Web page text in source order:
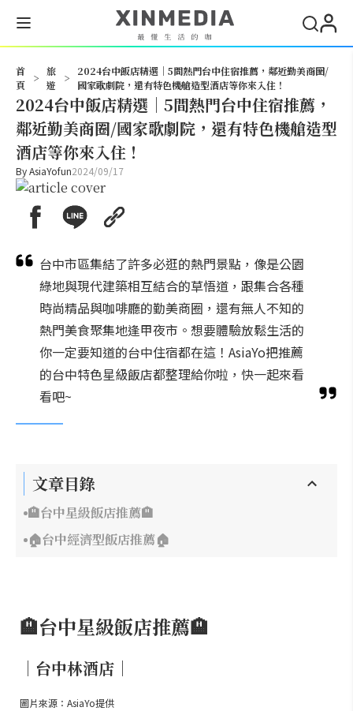
首
頁
>
旅
遊
>
2024台中飯店精選｜5間熱門台中住宿推薦，鄰近勤美商圈/
國家歌劇院，還有特色機艙造型酒店等你來入住！
2024台中飯店精選｜5間熱門台中住宿推薦，
鄰近勤美商圈/國家歌劇院，還有特色機艙造型
酒店等你來入住！
ByAsiaYofun2024/09/17
台中市區集結了許多必逛的熱門景點，像是公園
綠地與現代建築相互結合的草悟道，跟集合各種
時尚精品與咖啡廳的勤美商圈，還有無人不知的
熱門美食聚集地逢甲夜市。想要體驗放鬆生活的
你一定要知道的台中住宿都在這！AsiaYo把推薦
的台中特色星級飯店都整理給你啦，快一起來看
看吧~
文章目錄
🏨台中星級飯店推薦🏨
🏠台中經濟型飯店推薦🏠
🏨台中星級飯店推薦🏨
｜台中林酒店｜
圖片來源：AsiaYo提供